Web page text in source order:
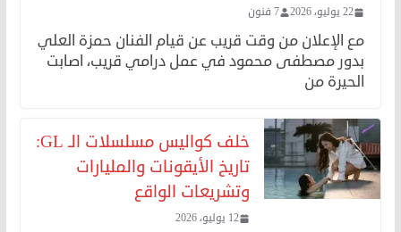
22 يوليو، 2026 7 فنون
مع الإعلان من وقت قريب عن قيام الفنان حمزة العلي
بدور مصطفى محمود في عمل درامي قريب، اصابت
الحيرة من
خلف كواليس مسلسلات الـ GL:
تاريخ الأيقونات والمليارات
وتشريعات الواقع
12 يوليو، 2026